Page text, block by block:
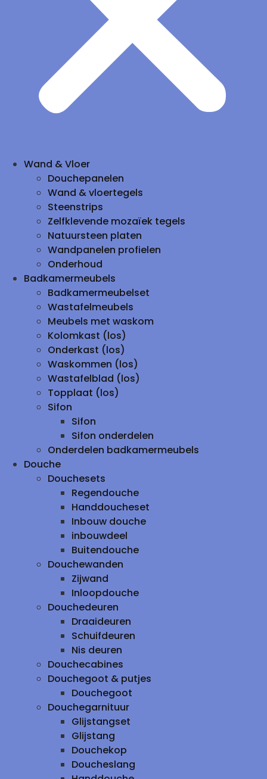
Wand & Vloer
Douchepanelen
Wand & vloertegels
Steenstrips
Zelfklevende mozaïek tegels
Natuursteen platen
Wandpanelen profielen
Onderhoud
Badkamermeubels
Badkamermeubelset
Wastafelmeubels
Meubels met waskom
Kolomkast (los)
Onderkast (los)
Waskommen (los)
Wastafelblad (los)
Topplaat (los)
Sifon
Sifon
Sifon onderdelen
Onderdelen badkamermeubels
Douche
Douchesets
Regendouche
Handdoucheset
Inbouw douche
inbouwdeel
Buitendouche
Douchewanden
Zijwand
Inloopdouche
Douchedeuren
Draaideuren
Schuifdeuren
Nis deuren
Douchecabines
Douchegoot & putjes
Douchegoot
Douchegarnituur
Glijstangset
Glijstang
Douchekop
Doucheslang